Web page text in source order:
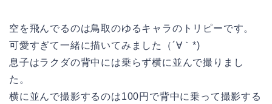
空を飛んでるのは鳥取のゆるキャラのトリピーです。
可愛すぎて一緒に描いてみました（´∀｀*)
息子はラクダの背中には乗らず横に並んで撮りまし
た。
横に並んで撮影するのは100円で背中に乗って撮影する